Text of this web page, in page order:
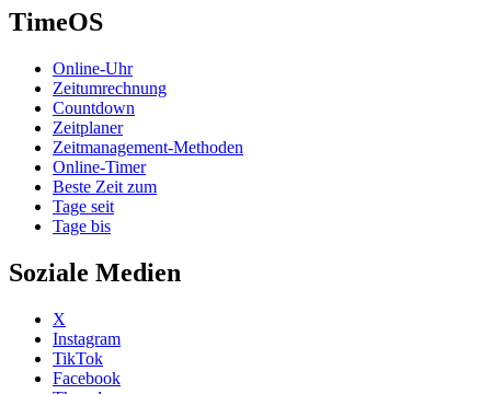
TimeOS
Online-Uhr
Zeitumrechnung
Countdown
Zeitplaner
Zeitmanagement-Methoden
Online-Timer
Beste Zeit zum
Tage seit
Tage bis
Soziale Medien
X
Instagram
TikTok
Facebook